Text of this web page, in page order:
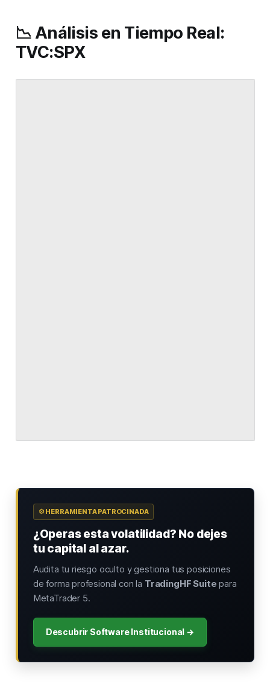
📉 Análisis en Tiempo Real:
TVC:SPX
⚙️ HERRAMIENTA PATROCINADA
¿Operas esta volatilidad? No dejes
tu capital al azar.
Audita tu riesgo oculto y gestiona tus posiciones
de forma profesional con la TradingHF Suite para
MetaTrader 5.
Descubrir Software Institucional →